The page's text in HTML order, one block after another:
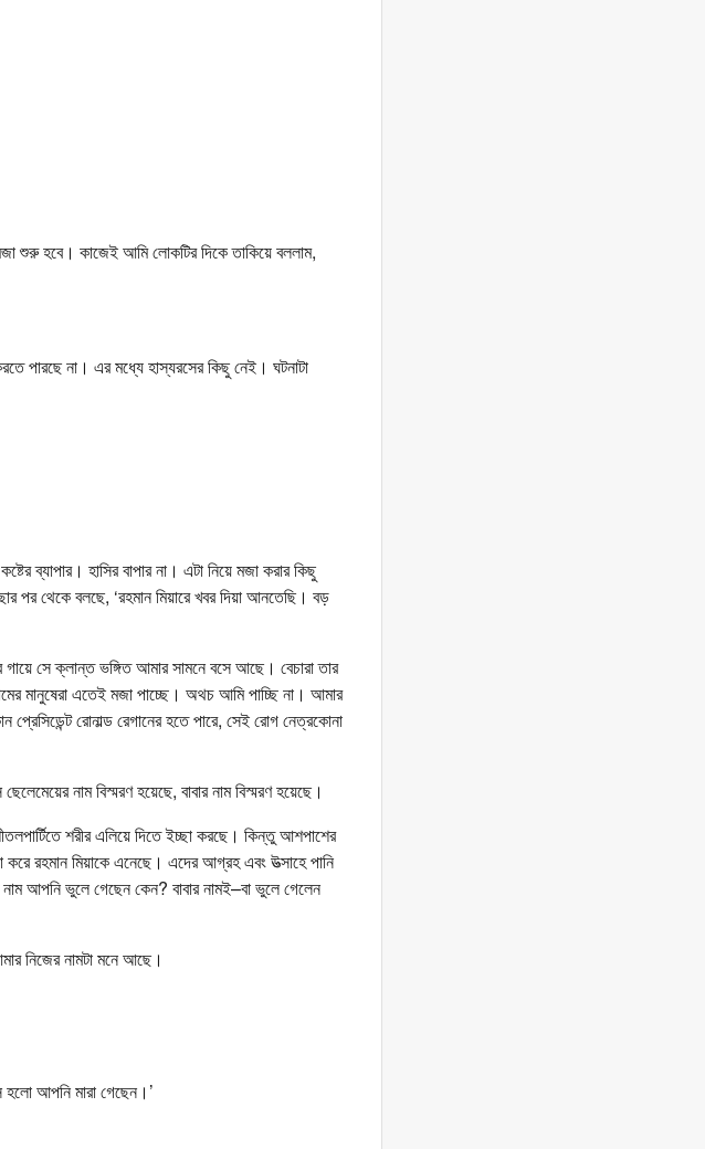
শুরু হবে। কাজেই আমি লোকটির দিকে তাকিয়ে বললাম,
পারছে না। এর মধ্যে হাস্যরসের কিছু নেই। ঘটনাটা
ব্যাপার। হাসির বাপার না। এটা নিয়ে মজা করার কিছু
পর থেকে বলছে, ‘রহমান মিয়ারে খবর দিয়া আনতেছি। বড়
সে ক্লান্ত ভঙ্গিত আমার সামনে বসে আছে। বেচারা তার
মানুষেরা এতেই মজা পাচ্ছে। অথচ আমি পাচ্ছি না। আমার
রোনাল্ড রেগানের হতে পারে, সেই রোগ নেত্রকোনা
নাম বিস্মরণ হয়েছে, বাবার নাম বিস্মরণ হয়েছে।
শরীর এলিয়ে দিতে ইচ্ছা করছে। কিন্তু আশপাশের
রহমান মিয়াকে এনেছে। এদের আগ্রহ এবং উত্সাহে পানি
আপনি ভুলে গেছেন কেন? বাবার নামই–বা ভুলে গেলেন
নিজের নামটা মনে আছে।
হলো আপনি মারা গেছেন।’